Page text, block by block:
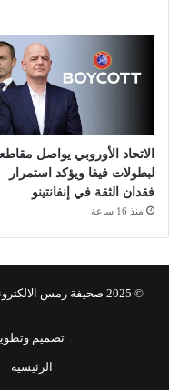
الاتحاد الأوروبي يواصل
لبطولات فيفا ويؤكد استمرار
فقدان الثقة في إنفانتينو
منذ 16 ساعة
© 2025 صحيفة رمس
تصميم
الرئيسية